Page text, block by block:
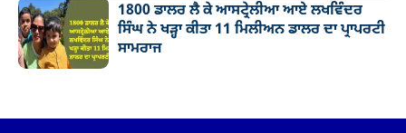
1800 ਡਾਲਰ ਲੈ ਕੇ ਆਸਟ੍ਰੇਲੀਆ ਆਏ ਲਖਵਿੰਦਰ
ਸਿੰਘ ਨੇ ਖੜ੍ਹਾ ਕੀਤਾ 11 ਮਿਲੀਅਨ ਡਾਲਰ ਦਾ ਪ੍ਰਾਪਰਟੀ
ਸਾਮਰਾਜ